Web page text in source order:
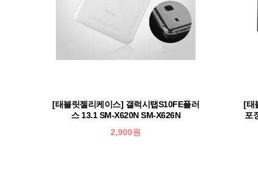
[태블릿젤리케이스] 갤럭시탭S10FE플러
스 13.1 SM-X620N SM-X626N
2,900원
[태
포